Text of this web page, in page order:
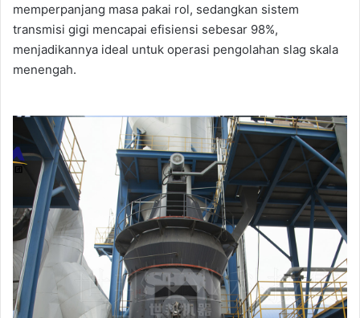
memperpanjang masa pakai rol, sedangkan sistem
transmisi gigi mencapai efisiensi sebesar 98%,
menjadikannya ideal untuk operasi pengolahan slag skala
menengah.